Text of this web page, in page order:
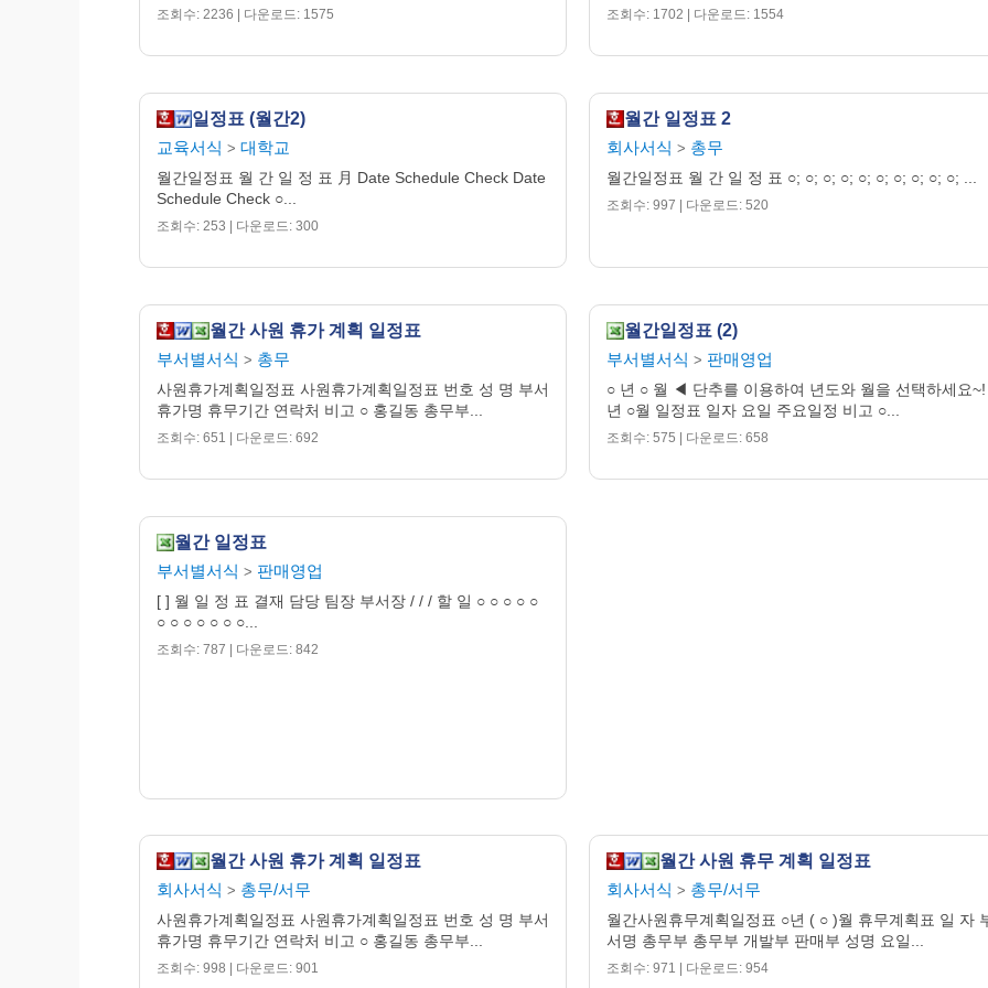
조회수: 2236 | 다운로드: 1575 조회수: 1702 | 다운로드: 1554
일정표 (월간2)
교육서식 > 대학교
월간일정표 월 간 일 정 표 月 Date Schedule Check Date
Schedule Check ○...
조회수: 253 | 다운로드: 300
월간 일정표 2
회사서식 > 총무
월간일정표 월 간 일 정 표 ○; ○; ○; ○; ○; ○; ○; ○; ○; ○; ...
조회수: 997 | 다운로드: 520
월간 사원 휴가 계획 일정표
부서별서식 > 총무
사원휴가계획일정표 사원휴가계획일정표 번호 성 명 부서
휴가명 휴무기간 연락처 비고 ○ 홍길동 총무부...
조회수: 651 | 다운로드: 692
월간일정표 (2)
부서별서식 > 판매영업
○ 년 ○ 월 ◀ 단추를 이용하여 년도와 월을 선택하세요
년 ○월 일정표 일자 요일 주요일정 비고 ○...
조회수: 575 | 다운로드: 658
월간 일정표
부서별서식 > 판매영업
[ ] 월 일 정 표 결재 담당 팀장 부서장 / / / 할 일 ○ ○ ○ ○ ○
○ ○ ○ ○ ○ ○ ○...
조회수: 787 | 다운로드: 842
월간 사원 휴가 계획 일정표
회사서식 > 총무/서무
사원휴가계획일정표 사원휴가계획일정표 번호 성 명 부서
휴가명 휴무기간 연락처 비고 ○ 홍길동 총무부...
조회수: 998 | 다운로드: 901
월간 사원 휴무 계획 일정표
회사서식 > 총무/서무
월간사원휴무계획일정표 ○년 ( ○ )월 휴무계획표 일 자
서명 총무부 총무부 개발부 판매부 성명 요일...
조회수: 971 | 다운로드: 954